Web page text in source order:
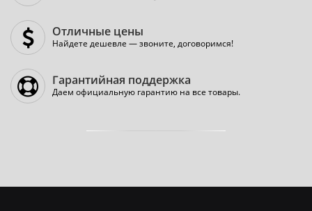
Отличные цены
Найдете дешевле — звоните, договоримся!
Гарантийная поддержка
Даем официальную гарантию на все товары.